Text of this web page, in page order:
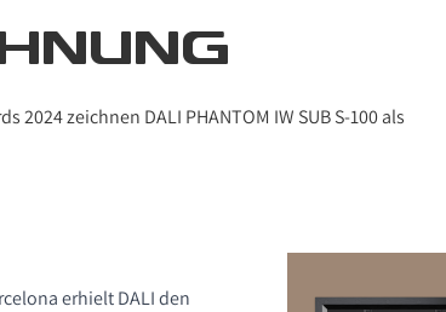
2024 zeichnen DALI PHANTOM IW SUB S-100 als
erhielt DALI den